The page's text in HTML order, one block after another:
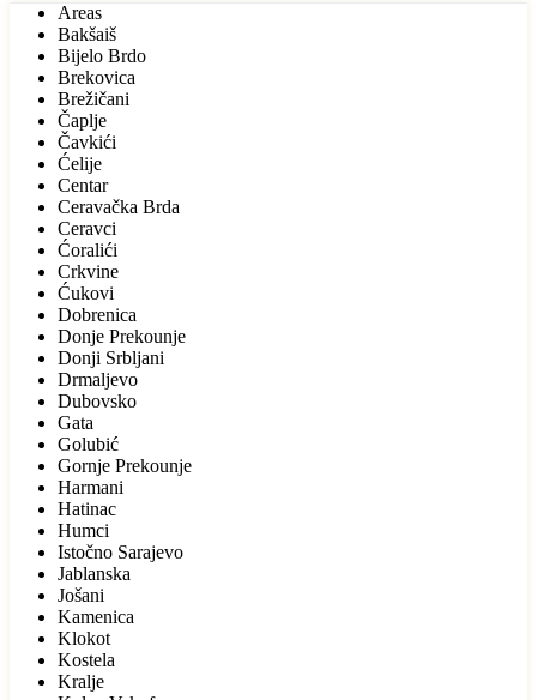
Areas
Bakšaiš
Bijelo Brdo
Brekovica
Brežičani
Čaplje
Čavkići
Ćelije
Centar
Ceravačka Brda
Ceravci
Ćoralići
Crkvine
Ćukovi
Dobrenica
Donje Prekounje
Donji Srbljani
Drmaljevo
Dubovsko
Gata
Golubić
Gornje Prekounje
Harmani
Hatinac
Humci
Istočno Sarajevo
Jablanska
Jošani
Kamenica
Klokot
Kostela
Kralje